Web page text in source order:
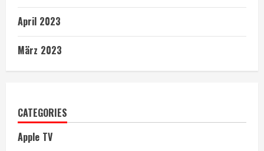
April 2023
März 2023
CATEGORIES
Apple TV